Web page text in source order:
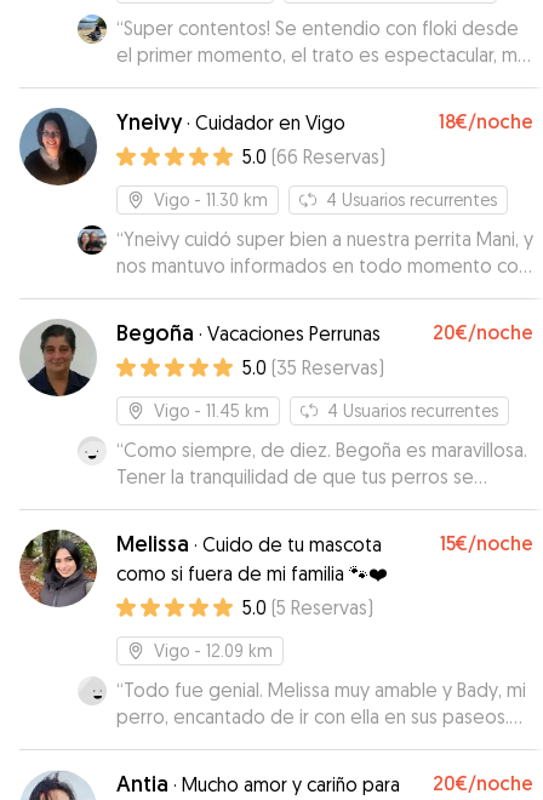
“Super contentos! Se entendio con floki desde
el primer momento, el trato es espectacular, me
ha mandando videos de mi perro jugando con
los suyos y se nota que ha disfrutado mucho el
día de hoy, vamos a repetir sin duda! Cuidador
muy recomendable, muchas gracias por tratarlo
como uno mas de la familia!”
Yneivy· Cuidador en Vigo 18€/noche
5.0 (66 Reservas)
Vigo - 11.30 km 4 Usuarios recurrentes
“Yneivy cuidó super bien a nuestra perrita Mani, y
nos mantuvo informados en todo momento con
fotos y videos de cómo estaba. Mani estuvo
contenta y relajada. Excelente cuidadora.
Muchas gracias Yneivy por cuidar tan bien a
nuestra perrita. Repetiremos sin duda!
Begoña · Vacaciones Perrunas 20€/noche
5.0 (35 Reservas)
Vigo - 11.45 km 4 Usuarios recurrentes
“Como siempre, de diez. Begoña es maravillosa.
Tener la tranquilidad de que tus perros se
quedan bien cuidados, atendidos con cariño y
seguros no tiene precio.
Melissa · Cuido de tu mascota
como si fuera de mi familia 🐾❤️
15€/noche
5.0 (5 Reservas)
Vigo - 12.09 km
“Todo fue genial. Melissa muy amable y Bady, mi
perro, encantado de ir con ella en sus paseos.
Súper recomendable 🥰”
Antia · Mucho amor y cariño para
20€/noche